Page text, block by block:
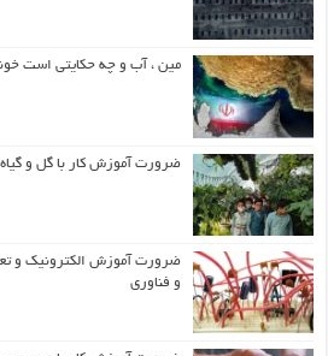
مین ، آب و چه حکایتی است
ضرورت آموزش کار با گل و
ضرورت آموزش الکترونیک و
و فناوری